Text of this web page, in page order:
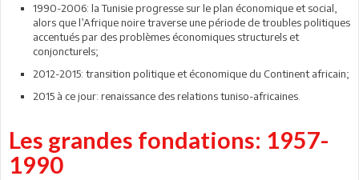
1990-2006: la Tunisie progresse sur le plan économique et social,
alors que l’Afrique noire traverse une période de troubles politiques
accentués par des problèmes économiques structurels et
conjoncturels;
2012-2015: transition politique et économique du Continent africain;
2015 à ce jour: renaissance des relations tuniso-africaines.
Les grandes fondations: 1957-
1990